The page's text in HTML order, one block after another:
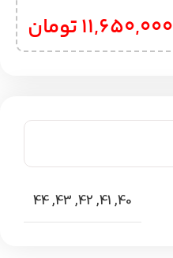
11,650,000تومان
40
,
41
,
42
,
43
,
44